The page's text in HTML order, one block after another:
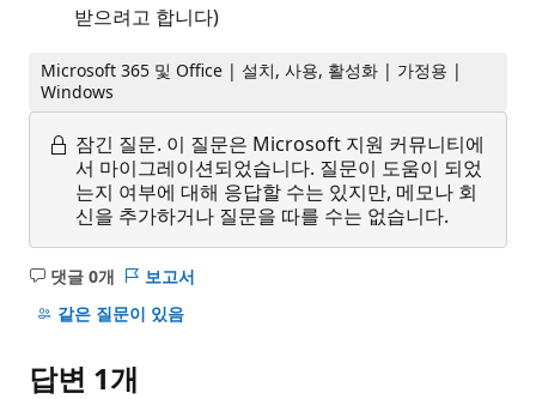
받으려고 합니다)
Microsoft 365 및 Office | 설치, 사용, 활성화 | 가정용 |
Windows
잠긴 질문. 이 질문은 Microsoft 지원 커뮤니티에
서 마이그레이션되었습니다. 질문이 도움이 되었
는지 여부에 대해 응답할 수는 있지만, 메모나 회
신을 추가하거나 질문을 따를 수는 없습니다.
댓글 0개
설
명
음
보고서
같은 질문이 있음
답변 1개